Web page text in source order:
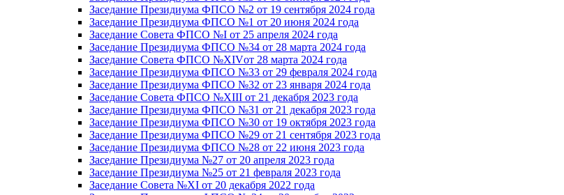
Заседание Президиума ФПСО №2 от 19 сентября 2024 года
Заседание Президиума ФПСО №1 от 20 июня 2024 года
Заседание Совета ФПСО №I от 25 апреля 2024 года
Заседание Президиума ФПСО №34 от 28 марта 2024 года
Заседание Совета ФПСО №XIVот 28 марта 2024 года
Заседание Президиума ФПСО №33 от 29 февраля 2024 года
Заседание Президиума ФПСО №32 от 23 января 2024 года
Заседание Совета ФПСО №XIII от 21 декабря 2023 года
Заседание Президиума ФПСО №31 от 21 декабря 2023 года
Заседание Президиума ФПСО №30 от 19 октября 2023 года
Заседание Президиума ФПСО №29 от 21 сентября 2023 года
Заседание Президиума ФПСО №28 от 22 июня 2023 года
Заседание Президиума №27 от 20 апреля 2023 года
Заседание Президиума №25 от 21 февраля 2023 года
Заседание Совета №XI от 20 декабря 2022 года